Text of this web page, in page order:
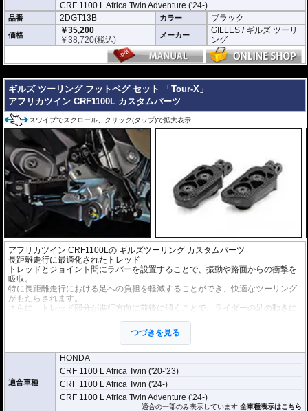
CRF 1100 L Africa Twin Adventure ('24-)
品番 2DGT13B カラー ブラック
価格
￥35,200
￥38,720(税込) メーカー
GILLES / ギルズ ツーリ
ング
ギルズ ツーリング フットペグ セット 「Tour-X」
アフリカツイン CRF1100L カスタムパーツ
スワイプでスクロール、クリック(タップ)で拡大表示
アフリカツイン CRF1100Lの ギルズツーリング カスタムパーツ
長距離走行に最適化されたトレッド
トレッドとジョイント間にラバーを設置することで、振動や路面からの衝撃を
吸収。
特に長距離走行における足への負担を軽減することができ、快適なツーリング
がもたらされます。
さらに、トレッド部分が進行方向に前後に傾くことで、ライダーの足の動きに
フットペグを面で捉えることができ、確実なグリップが可能。ツーリングの安
つづきを見る
適合車種
HONDA
CRF 1100 L Africa Twin ('20-'23)
CRF 1100 L Africa Twin ('24-)
CRF 1100 L Africa Twin Adventure ('24-)
適合の一部のみ表示しています全車種表示はこちら